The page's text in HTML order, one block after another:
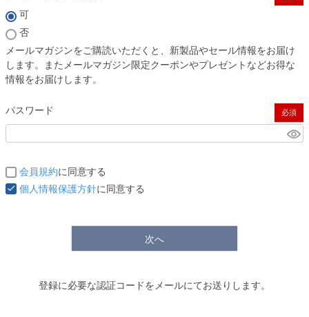
可
否
メールマガジンをご購読いただくと、新製品やセール情報をお届け
します。またメールマガジン限定クーポンやプレゼントなどお得な
情報をお届けします。
パスワード
(必須)
会員規約に同意する
個人情報保護方針に同意する
次へ
登録に必要な認証コードをメールにてお送りします。